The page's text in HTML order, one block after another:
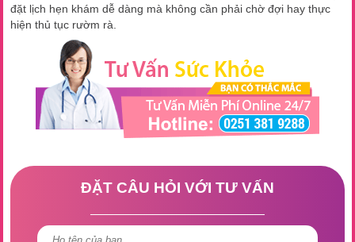
đặt lịch hẹn khám dễ dàng mà không cần phải chờ đợi hay thực
hiện thủ tục rườm rà.
ĐẶT CÂU HỎI VỚI TƯ VẤN